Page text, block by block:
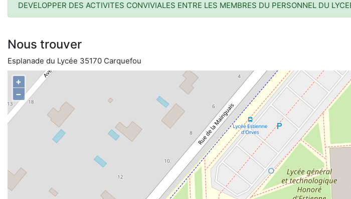
DEVELOPPER DES ACTIVITES CONVIVIALES ENTRE LES MEMBRES DU PERSONNEL DU
Nous trouver
Esplanade du Lycée 35170 Carquefou
+
−